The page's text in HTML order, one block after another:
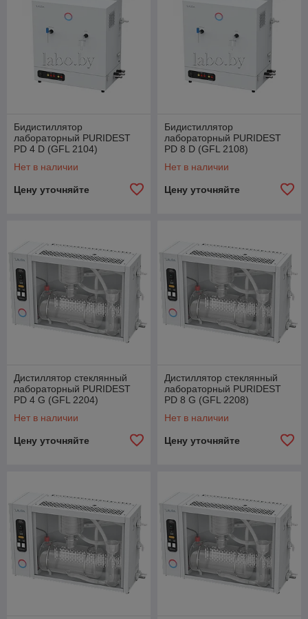
Бидистиллятор
лабораторный PURIDEST
PD 4 D (GFL 2104)
Нет в наличии
Цену уточняйте
Бидистиллятор
лабораторный PURIDEST
PD 8 D (GFL 2108)
Нет в наличии
Цену уточняйте
Дистиллятор стеклянный
лабораторный PURIDEST
PD 4 G (GFL 2204)
Нет в наличии
Цену уточняйте
Дистиллятор стеклянный
лабораторный PURIDEST
PD 8 G (GFL 2208)
Нет в наличии
Цену уточняйте